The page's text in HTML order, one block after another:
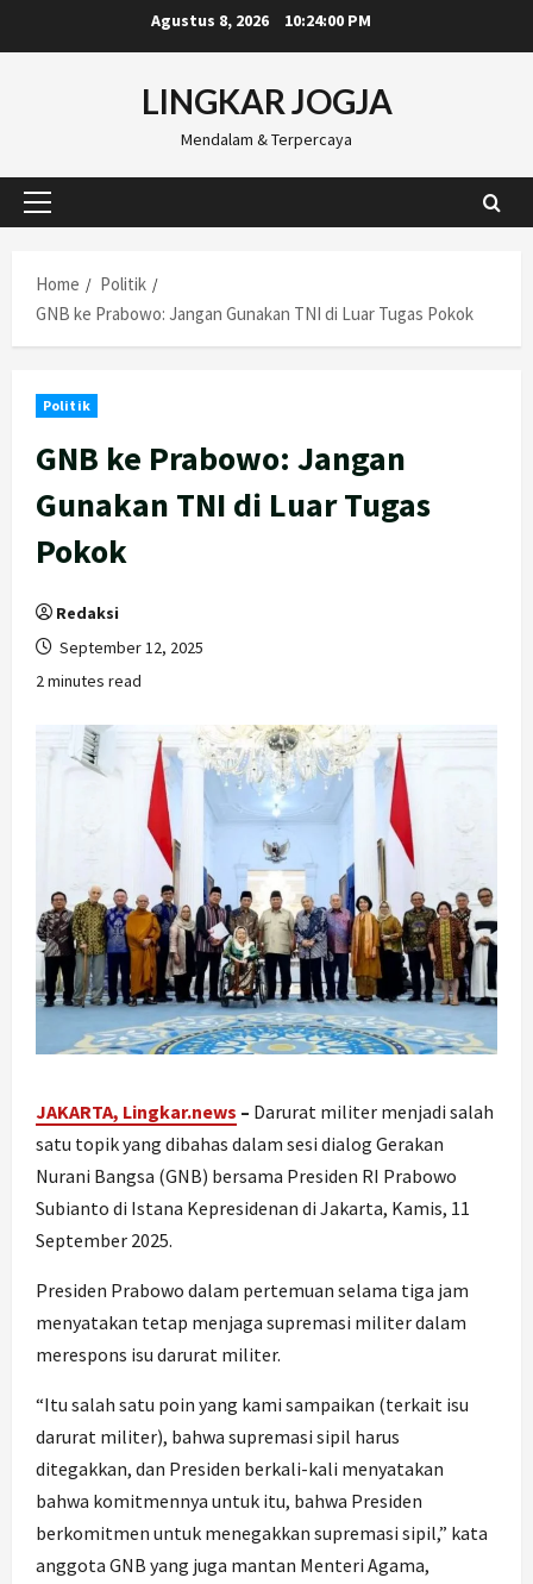
to
Agustus 8, 2026 10:24:01 PM
LINGKAR JOGJA
Mendalam & Terpercaya
Primary
Home
Politik
GNB ke Prabowo: Jangan Gunakan TNI di Luar Tugas Pokok
Politik
GNB ke Prabowo: Jangan
Gunakan TNI di Luar Tugas
Pokok
Redaksi
September 12, 2025
2 minutes read
JAKARTA, Lingkar.news – Darurat militer menjadi salah
satu topik yang dibahas dalam sesi dialog Gerakan
Nurani Bangsa (GNB) bersama Presiden RI Prabowo
Subianto di Istana Kepresidenan di Jakarta, Kamis, 11
September 2025.
Presiden Prabowo dalam pertemuan selama tiga jam
menyatakan tetap menjaga supremasi militer dalam
merespons isu darurat militer.
“Itu salah satu poin yang kami sampaikan (terkait isu
darurat militer), bahwa supremasi sipil harus
ditegakkan, dan Presiden berkali-kali menyatakan
bahwa komitmennya untuk itu, bahwa Presiden
berkomitmen untuk menegakkan supremasi sipil,” kata
anggota GNB yang juga mantan Menteri Agama,